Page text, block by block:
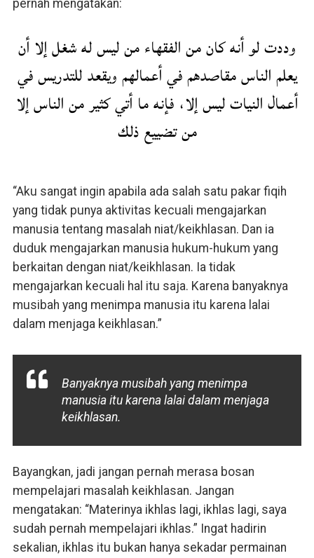
pernah mengatakan:
وددت لو أنه كان من الفقهاء من ليس له شغل إلا أن
يعلم الناس مقاصدهم في أعمالهم ويقعد للتدريس في
أعمال النيات ليس إلا، فإنه ما أتي كثير من الناس إلا
من تضييع ذلك
“Aku sangat ingin apabila ada salah satu pakar fiqih
yang tidak punya aktivitas kecuali mengajarkan
manusia tentang masalah niat/keikhlasan. Dan ia
duduk mengajarkan manusia hukum-hukum yang
berkaitan dengan niat/keikhlasan. Ia tidak
mengajarkan kecuali hal itu saja. Karena banyaknya
musibah yang menimpa manusia itu karena lalai
dalam menjaga keikhlasan.”
Banyaknya musibah yang menimpa
manusia itu karena lalai dalam menjaga
keikhlasan.
Bayangkan, jadi jangan pernah merasa bosan
mempelajari masalah keikhlasan. Jangan
mengatakan: “Materinya ikhlas lagi, ikhlas lagi, saya
sudah pernah mempelajari ikhlas.” Ingat hadirin
sekalian, ikhlas itu bukan hanya sekadar permainan